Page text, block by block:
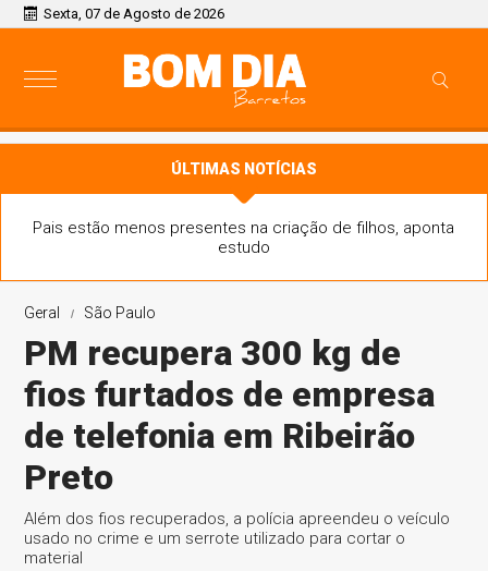
Sexta, 07 de Agosto de 2026
ÚLTIMAS NOTÍCIAS
Pais estão menos presentes na criação de filhos, aponta
estudo
Geral São Paulo
PM recupera 300 kg de
fios furtados de empresa
de telefonia em Ribeirão
Preto
Além dos fios recuperados, a polícia apreendeu o veículo
usado no crime e um serrote utilizado para cortar o
material